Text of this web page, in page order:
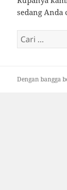
sedang Anda
Cari
untuk:
Dengan bangga